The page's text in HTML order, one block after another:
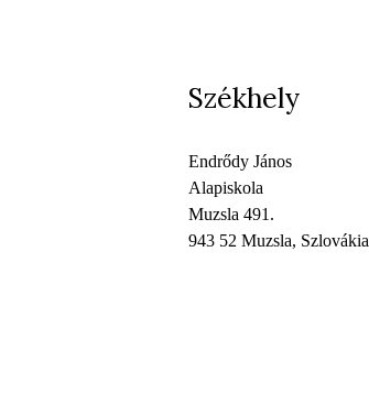
Székhely
Endrődy János
Alapiskola
Muzsla 491.
943 52 Muzsla, Szlovákia